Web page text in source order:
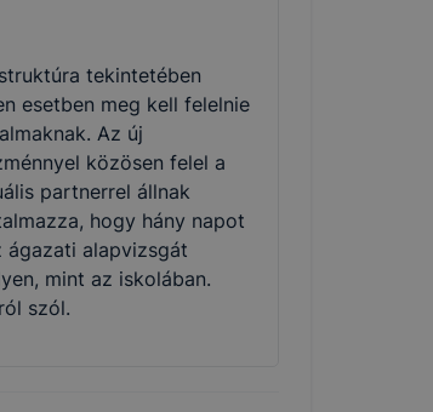
tekintetében
esetben meg kell felelnie
Az új
közösen felel a
partnerrel állnak
hogy hány napot
ágazati alapvizsgát
mint az iskolában.
szól.